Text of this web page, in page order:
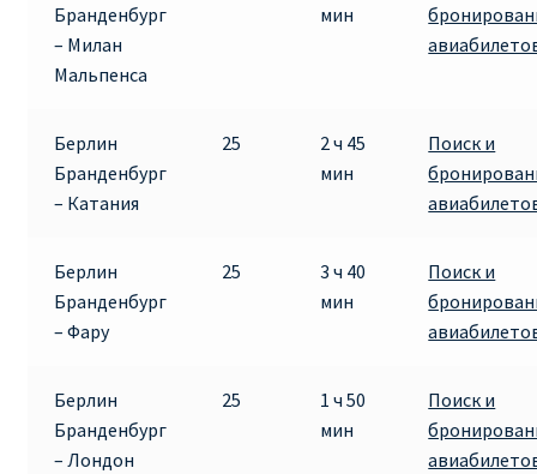
РАЙАНЭЙР НА РУССКОМ | КНФТФШК
Регистрация ребенка на рейс RYANAIR
Рождественские направления от € 9
О сайте
Бранденбург
– Милан
Мальпенса
мин
Берлин
Бранденбург
– Катания
25
2 ч 45
мин
Поиск и
Берлин
Бранденбург
– Фару
25
3 ч 40
мин
Поиск и
Берлин
Бранденбург
– Лондон
25
1 ч 50
мин
Поиск и